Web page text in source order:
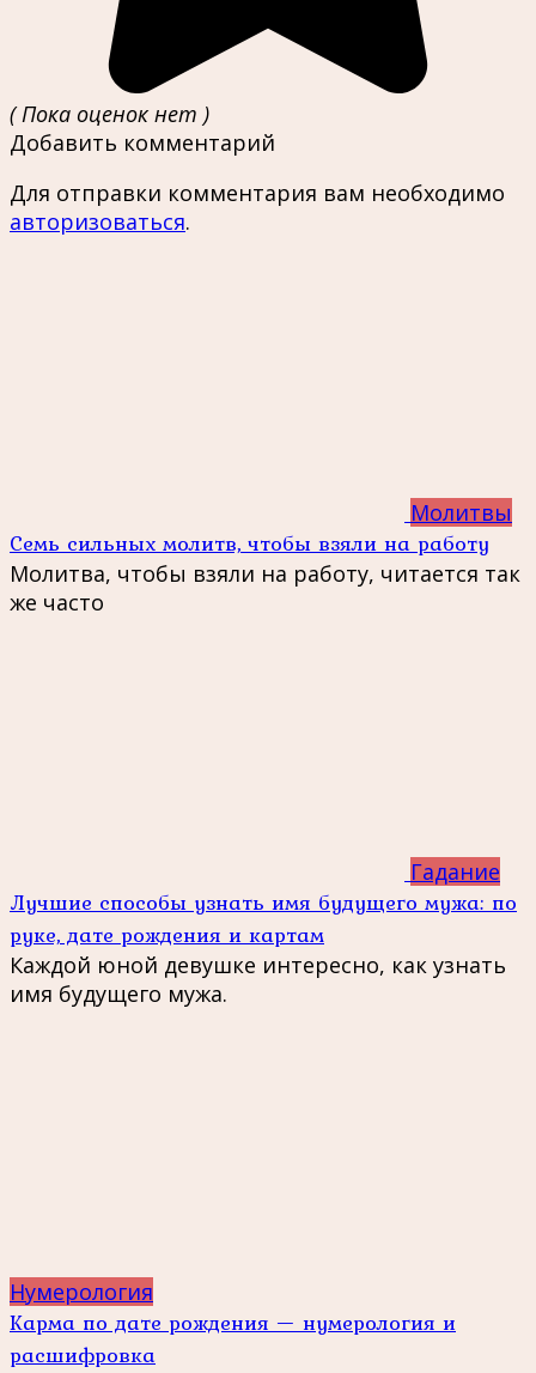
( Пока оценок нет )
Добавить комментарий
Для отправки комментария вам необходимо
авторизоваться.
Молитвы
Семь сильных молитв, чтобы взяли на работу
Молитва, чтобы взяли на работу, читается так
же часто
Гадание
Лучшие способы узнать имя будущего мужа: по
руке, дате рождения и картам
Каждой юной девушке интересно, как узнать
имя будущего мужа.
Нумерология
Карма по дате рождения — нумерология и
расшифровка